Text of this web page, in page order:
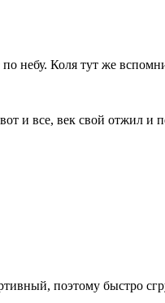
небу. Коля тут же
и все, век свой отжил и
поэтому быстро